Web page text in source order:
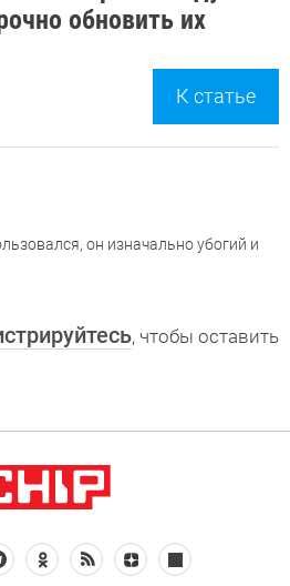
обновить их
К статье
он изначально убогий и
, чтобы оставить